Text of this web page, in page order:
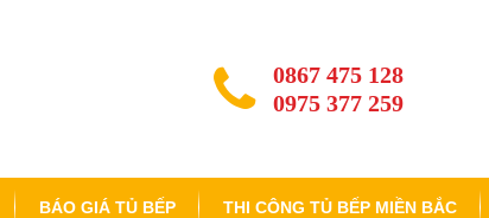
0867 475 128
0975 377 259
BÁO GIÁ TỦ BẾP THI CÔNG TỦ BẾP MIỀN BẮC